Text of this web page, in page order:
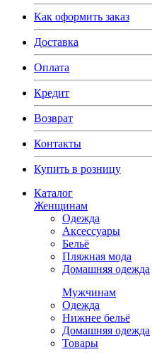
Как оформить заказ
Доставка
Оплата
Кредит
Возврат
Контакты
Купить в розницу
Каталог
Женщинам
Одежда
Аксессуары
Бельё
Пляжная мода
Домашняя одежда
Мужчинам
Одежда
Нижнее бельё
Домашняя одежда
Товары